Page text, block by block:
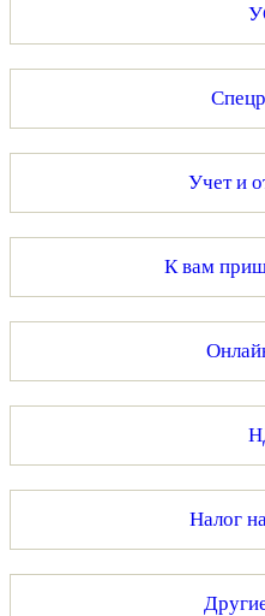
Учет и
К вам
Налог